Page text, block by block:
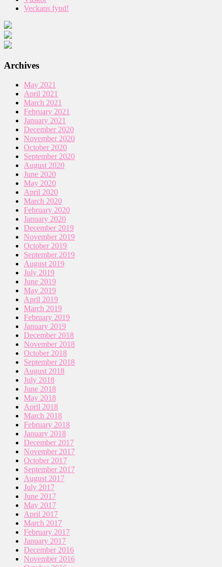
Veckans fynd!
Archives
May 2021
April 2021
March 2021
February 2021
January 2021
December 2020
November 2020
October 2020
September 2020
August 2020
June 2020
May 2020
April 2020
March 2020
February 2020
January 2020
December 2019
November 2019
October 2019
September 2019
August 2019
July 2019
June 2019
May 2019
April 2019
March 2019
February 2019
January 2019
December 2018
November 2018
October 2018
September 2018
August 2018
July 2018
June 2018
May 2018
April 2018
March 2018
February 2018
January 2018
December 2017
November 2017
October 2017
September 2017
August 2017
July 2017
June 2017
May 2017
April 2017
March 2017
February 2017
January 2017
December 2016
November 2016